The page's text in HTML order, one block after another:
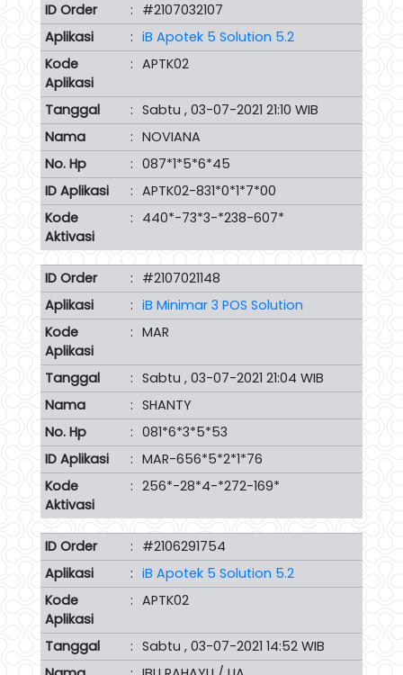
ID Order : #2107032107
Aplikasi
: iB Apotek 5 Solution 5.2
Kode
Aplikasi
: APTK02
Tanggal : Sabtu , 03-07-2021 21:10 WIB
Nama
: NOVIANA
No. Hp
: 087*1*5*6*45
ID Aplikasi
: APTK02-831*0*1*7*00
Kode
Aktivasi
: 440*-73*3-*238-607*
ID Order : #2107021148
Aplikasi
: iB Minimar 3 POS Solution
Kode
Aplikasi
: MAR
Tanggal : Sabtu , 03-07-2021 21:04 WIB
Nama
: SHANTY
No. Hp
: 081*6*3*5*53
ID Aplikasi
: MAR-656*5*2*1*76
Kode
Aktivasi
: 256*-28*4-*272-169*
ID Order : #2106291754
Aplikasi
: iB Apotek 5 Solution 5.2
Kode
Aplikasi
: APTK02
Tanggal : Sabtu , 03-07-2021 14:52 WIB